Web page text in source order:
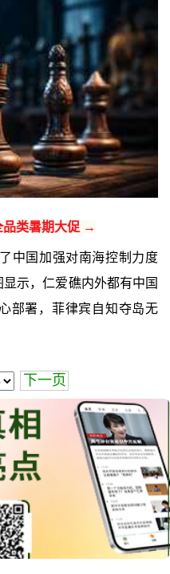
品类暑期大促 →
中国加强对南海控制力度
示，仁爱礁内外都有中国
部署，菲律宾自知夺岛无
下一页